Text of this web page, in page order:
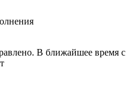
В ближайшее время с